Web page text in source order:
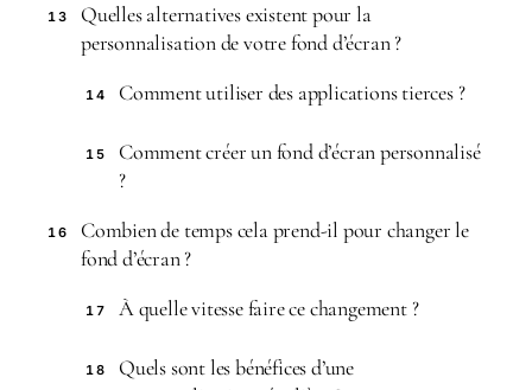
13
Quelles alternatives existent pour la
personnalisation de votre fond d’écran ?
14 Comment utiliser des applications tierces ?
15
Comment créer un fond d’écran personnalisé
?
16
Combien de temps cela prend-il pour changer le
fond d’écran ?
17 À quelle vitesse faire ce changement ?
18
Quels sont les bénéfices d’une